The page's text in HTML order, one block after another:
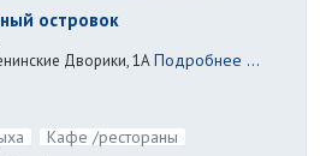
островок
Дворики, 1АПодробнее ...
Кафе /рестораны